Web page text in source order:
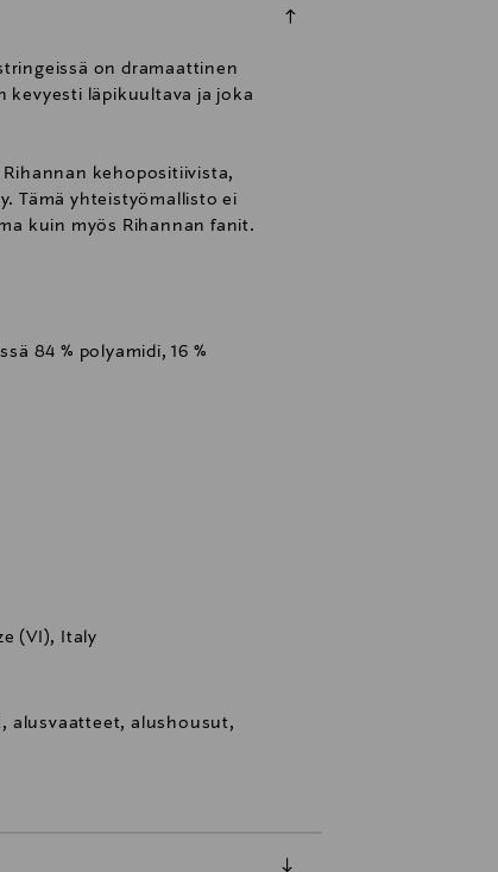
on dramaattinen
kevyesti läpikuultava ja joka
kehopositiivista,
Tämä yhteistyömallisto ei
kuin myös Rihannan fanit.
84 % polyamidi, 16 %
(VI), Italy
alusvaatteet, alushousut,